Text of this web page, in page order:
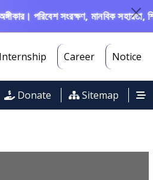
পরিবেশ সংরক্ষণ, মানবিক সহায়তা,
Internship Career Notice
Donate Sitemap